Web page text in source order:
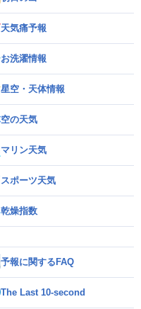
天気痛予報
お洗濯情報
星空・天体情報
空の天気
マリン天気
スポーツ天気
乾燥指数
予報に関するFAQ
The Last 10-second